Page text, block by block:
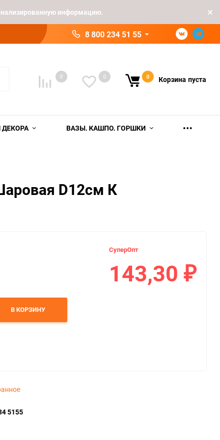
информацию.
8 800 234 51 55
0 0 0 Корзина пуста
ДЕКОРА ВАЗЫ. КАШПО. ГОРШКИ
D12см К
СуперОпт
143,30 ₽
В КОРЗИНУ
5155